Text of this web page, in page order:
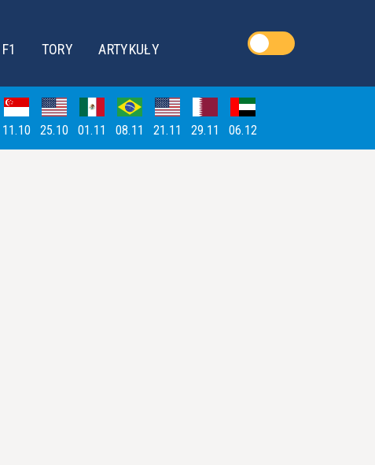
TORY ARTYKUŁY
11.10 25.10 01.11 08.11 21.11 29.11 06.12